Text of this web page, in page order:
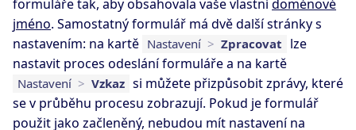
formuláře tak, aby obsahovala vaše vlastnídoménové
jméno. Samostatný formulář má dvě další stránky s
nastavením: na kartě Nastavení > Zpracovat lze
nastavit proces odeslání formuláře a na kartě
Nastavení > Vzkaz si můžete přizpůsobit zprávy, které
se v průběhu procesu zobrazují. Pokud je formulář
použit jako začleněný, nebudou mít nastavení na